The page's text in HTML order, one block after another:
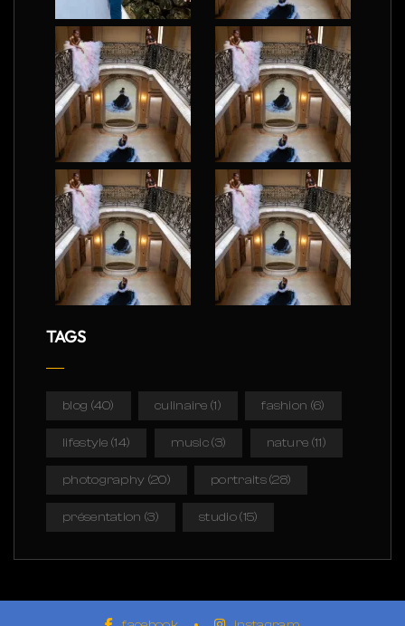
TAGS
blog (40) culinaire (1) fashion (6)
lifestyle (14) music(3) nature (11)
photography (20) portraits(28)
présentation (3) studio(15)